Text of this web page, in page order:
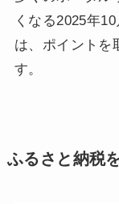
くなる2025年
は、ポイントを
す。
ふるさと納税